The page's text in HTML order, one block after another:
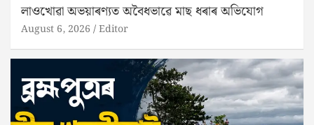
লাওখোৱা অভয়াৰণ্যত অবৈধভাৱে মাছ ধৰাৰ অভিযোগ
August 6, 2026 Editor